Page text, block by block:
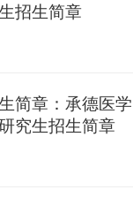
招生简章
简章：承德医学
究生招生简章